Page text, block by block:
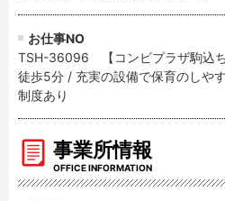
お仕事NO
TSH-36096 【コンビプラザ駒込
徒歩5分 / 充実の設備で保育のしや
制度あり
事業所情報
OFFICE INFORMATION